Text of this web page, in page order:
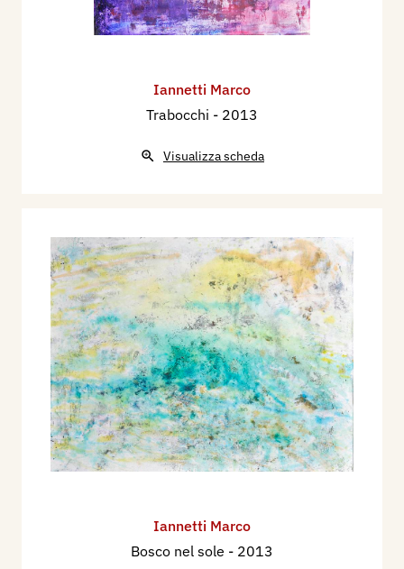
Iannetti Marco
Trabocchi - 2013
Visualizza scheda
Iannetti Marco
Bosco nel sole - 2013